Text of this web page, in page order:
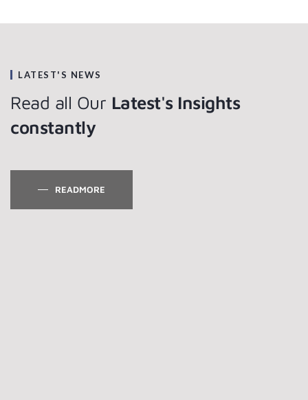
LATEST'S NEWS
Read all Our Latest's Insights
constantly
READMORE